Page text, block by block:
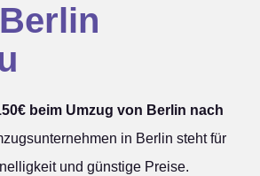
beim Umzug von Berlin nach
in Berlin steht für
und günstige Preise.